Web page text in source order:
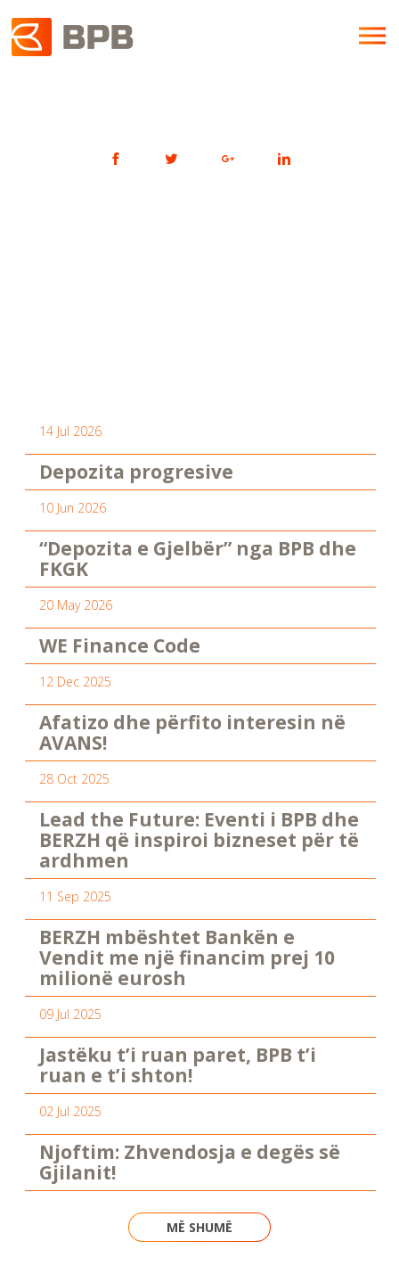
14 Jul 2026
Depozita progresive
10 Jun 2026
“Depozita e Gjelbër” nga BPB dhe
FKGK
20 May 2026
WE Finance Code
12 Dec 2025
Afatizo dhe përfito interesin në
AVANS!
28 Oct 2025
Lead the Future: Eventi i BPB dhe
BERZH që inspiroi bizneset për të
ardhmen
11 Sep 2025
BERZH mbështet Bankën e
Vendit me një financim prej 10
milionë eurosh
09 Jul 2025
Jastëku t’i ruan paret, BPB t’i
ruan e t’i shton!
02 Jul 2025
Njoftim: Zhvendosja e degës së
Gjilanit!
MË SHUMË